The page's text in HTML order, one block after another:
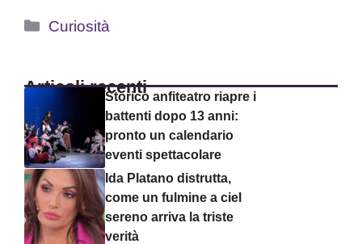
Categorie
Curiosità
Articoli recentiStorico anfiteatro riapre i
battenti dopo 13 anni:
pronto un calendario
eventi spettacolare
Ida Platano distrutta,
come un fulmine a ciel
sereno arriva la triste
verità